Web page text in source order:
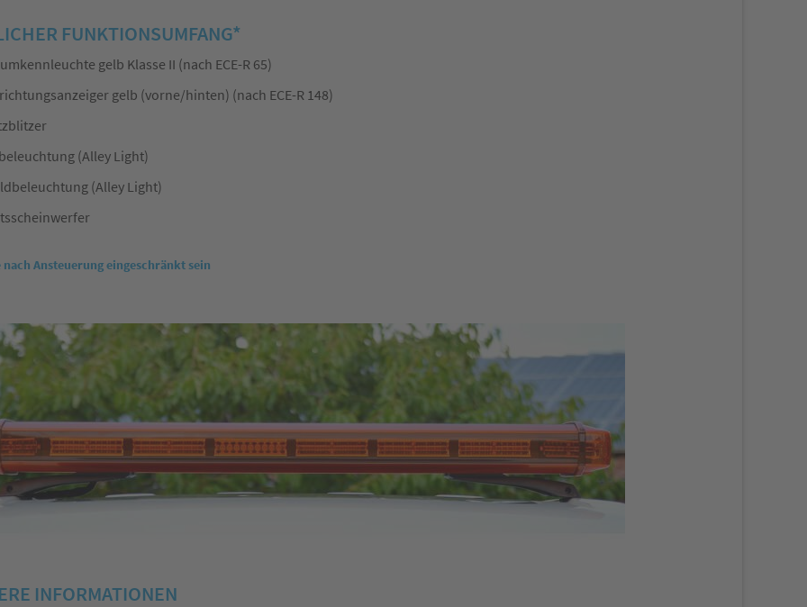
FUNKTIONSUMFANG*
gelb Klasse II (nach ECE-R 65)
gelb (vorne/hinten) (nach ECE-R 148)
(Alley Light)
(Alley Light)
nach Ansteuerung eingeschränkt sein
INFORMATIONEN